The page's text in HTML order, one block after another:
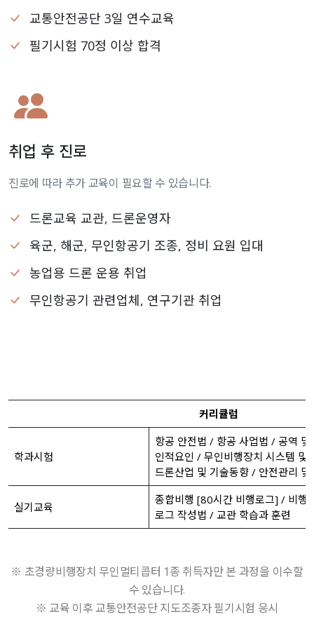
교통안전공단 3일 연수교육
필기시험 70정 이상 합격
취업 후 진로
진로에 따라 추가 교육이 필요할 수 있습니다.
드론교육 교관, 드론운영자
육군, 해군, 무인항공기 조종, 정비 요원 입대
농업용 드론 운용 취업
무인항공기 관련업체, 연구기관 취업
커리큘럼
학과시험
항공 안전법 / 항공 사업법 / 공역
인적요인 / 무인비행장치 시스템 및
드론산업 및 기술동향 / 안전관리
실기교육
종합비행 [80시간 비행로그] / 비행
로그 작성법 / 교관 학습과 훈련
※ 초경량비행장치 무인멀티콥터 1종 취득자만 본 과정을 이수할
수 있습니다.
※ 교육 이후 교통안전공단 지도조종자 필기시험 응시